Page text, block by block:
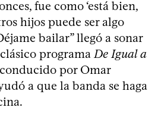
fue como ‘está bien,
hijos puede ser algo
bailar” llegó a sonar
programa De Igual a
por Omar
a que la banda se haga